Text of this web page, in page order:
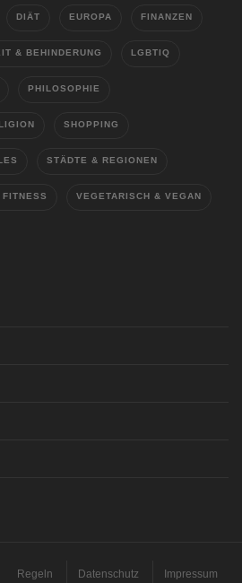
DIÄT EUROPA FINANZEN
& BEHINDERUNG LGBTIQ
PHILOSOPHIE
SHOPPING
STÄDTE & REGIONEN
VEGETARISCH & VEGAN
Regeln Datenschutz Impressum